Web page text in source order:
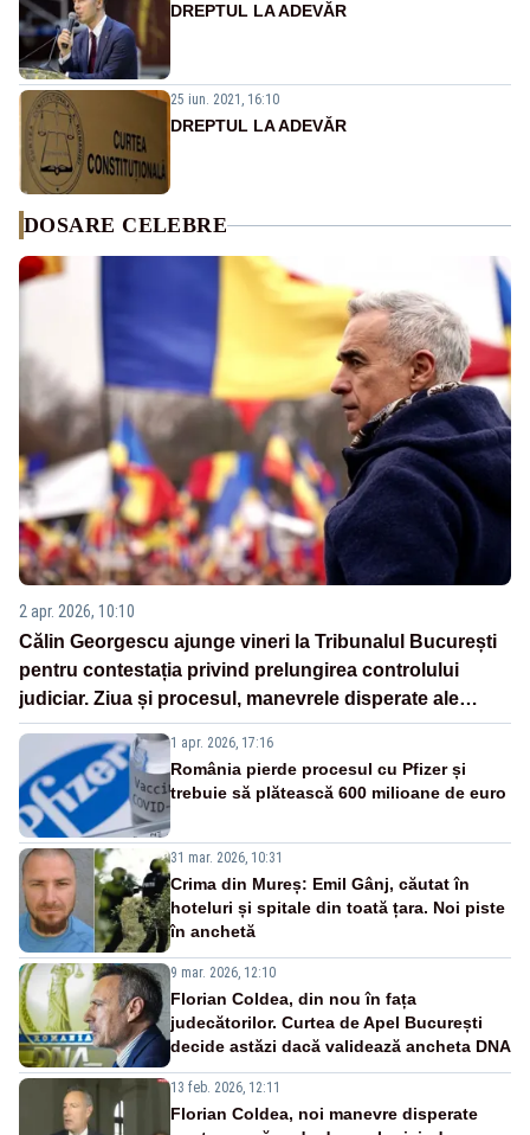
DREPTUL LA ADEVĂR
25 iun. 2021, 16:10
DREPTUL LA ADEVĂR
DOSARE CELEBRE
2 apr. 2026, 10:10
Călin Georgescu ajunge vineri la Tribunalul București
pentru contestația privind prelungirea controlului
judiciar. Ziua și procesul, manevrele disperate ale
Sistemului
1 apr. 2026, 17:16
România pierde procesul cu Pfizer și
trebuie să plătească 600 milioane de euro
31 mar. 2026, 10:31
Crima din Mureș: Emil Gânj, căutat în
hoteluri și spitale din toată țara. Noi piste
în anchetă
9 mar. 2026, 12:10
Florian Coldea, din nou în fața
judecătorilor. Curtea de Apel București
decide astăzi dacă validează ancheta DNA
13 feb. 2026, 12:11
Florian Coldea, noi manevre disperate